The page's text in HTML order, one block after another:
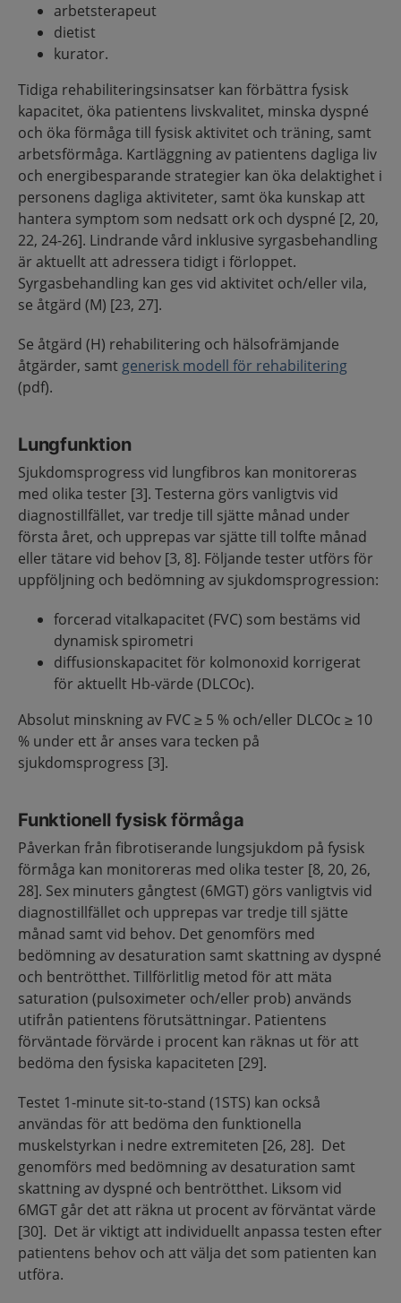
arbetsterapeut
dietist
kurator.
Tidiga rehabiliteringsinsatser kan förbättra fysisk
kapacitet, öka patientens livskvalitet, minska dyspné
och öka förmåga till fysisk aktivitet och träning, samt
arbetsförmåga. Kartläggning av patientens dagliga liv
och energibesparande strategier kan öka delaktighet i
personens dagliga aktiviteter, samt öka kunskap att
hantera symptom som nedsatt ork och dyspné [2, 20,
22, 24-26]. Lindrande vård inklusive syrgasbehandling
är aktuellt att adressera tidigt i förloppet.
Syrgasbehandling kan ges vid aktivitet och/eller vila,
se åtgärd (M) [23, 27].
Se åtgärd (H) rehabilitering och hälsofrämjande
åtgärder, samt generisk modell för rehabilitering
(pdf).
Lungfunktion
Sjukdomsprogress vid lungfibros kan monitoreras
med olika tester [3]. Testerna görs vanligtvis vid
diagnostillfället, var tredje till sjätte månad under
första året, och upprepas var sjätte till tolfte månad
eller tätare vid behov [3, 8]. Följande tester utförs för
uppföljning och bedömning av sjukdomsprogression:
forcerad vitalkapacitet (FVC) som bestäms vid
dynamisk spirometri
diffusionskapacitet för kolmonoxid korrigerat
för aktuellt Hb-värde (DLCOc).
Absolut minskning av FVC ≥ 5 % och/eller DLCOc ≥ 10
% under ett år anses vara tecken på
sjukdomsprogress [3].
Funktionell fysisk förmåga
Påverkan från fibrotiserande lungsjukdom på fysisk
förmåga kan monitoreras med olika tester [8, 20, 26,
28]. Sex minuters gångtest (6MGT) görs vanligtvis vid
diagnostillfället och upprepas var tredje till sjätte
månad samt vid behov. Det genomförs med
bedömning av desaturation samt skattning av dyspné
och bentrötthet. Tillförlitlig metod för att mäta
saturation (pulsoximeter och/eller prob) används
utifrån patientens förutsättningar. Patientens
förväntade förvärde i procent kan räknas ut för att
bedöma den fysiska kapaciteten [29].
Testet 1-minute sit-to-stand (1STS) kan också
användas för att bedöma den funktionella
muskelstyrkan i nedre extremiteten [26, 28]. Det
genomförs med bedömning av desaturation samt
skattning av dyspné och bentrötthet. Liksom vid
6MGT går det att räkna ut procent av förväntat värde
[30]. Det är viktigt att individuellt anpassa testen efter
patientens behov och att välja det som patienten kan
utföra.